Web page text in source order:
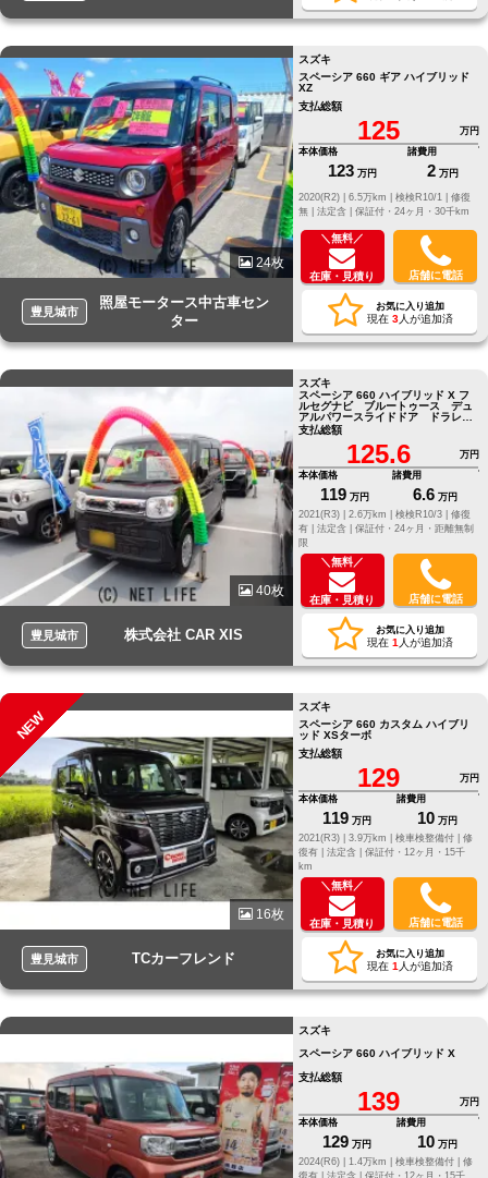
24枚
豊見城市
照屋モータース中古車セン
ター
スズキ
スペーシア 660 ギア ハイブリッド
XZ
支払総額
125
万円
本体価格
123 万円
諸費用
2 万円
修復
無 | 法定含 | 保証付・24ヶ月・30千km
＼無料／
在庫・見積り 店舗に電話
お気に入り追加
現在 3人が追加済
40枚
豊見城市 株式会社 CAR XIS
スズキ
スペーシア 660 ハイブリッド X フ
ルセグナビ ブルートゥース デュ
アルパワースライドドア ドラレ
コ ビルドインETC バックモニタ
ー
支払総額
125.6
万円
本体価格
119 万円
諸費用
6.6 万円
2021(R3) |
2.6万km | 検検R10/3 | 修復
有 | 法定含 | 保証付・24ヶ月・距離無制
限
＼無料／
在庫・見積り 店舗に電話
お気に入り追加
現在 1 人が追加済
NEW
16枚
豊見城市 TCカーフレンド
スズキ
スペーシア 660 カスタム ハイブリ
ッド XSターボ
支払総額
129
万円
本体価格
119 万円
諸費用
10 万円
2021(R3) |
3.9万km | 検車検整備付 | 修
復有 | 法定含 | 保証付・12ヶ月・15千
km
＼無料／
在庫・見積り 店舗に電話
お気に入り追加
現在 1 人が追加済
スズキ
スペーシア 660 ハイブリッド X
支払総額
139
万円
本体価格
129 万円
諸費用
10 万円
2024(R6) |
1.4万km | 検車検整備付 | 修
復有 | 法定含 | 保証付・12ヶ月・15千